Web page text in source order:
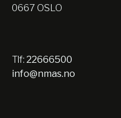
0667 OSLO
Tlf: 22666500
info@nmas.no